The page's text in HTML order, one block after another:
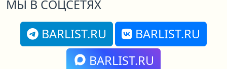
МЫ В СОЦСЕТЯХ
BARLIST.RU
BARLIST.RU
BARLIST.RU